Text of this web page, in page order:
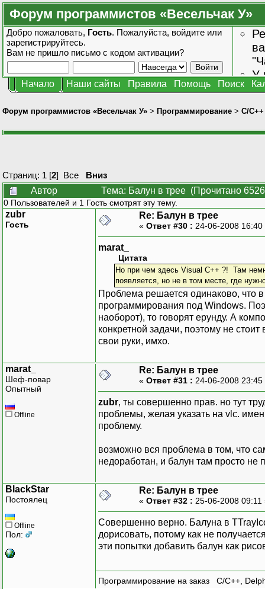
Форум программистов «Весельчак У»
Добро пожаловать, Гость. Пожалуйста, войдите или
зарегистрируйтесь.
Вам не пришло письмо с кодом активации?
У
Начало Наши сайты Правила Помощь Поиск
Форум программистов «Весельчак У» > Программирование > C/C++
Страниц: 1 [2] Все
Вниз
Автор
Тема: Балун в трее (Прочитано
0 Пользователей и 1 Гость смотрят эту тему.
zubr
Гость
Re: Балун в трее
« Ответ #30 : 24-06-2008
marat_
Цитата
Но при чем здесь Visual С++ ?! Там
появляется, но не в том месте, где
Проблема решается одинаково, что
программирования под Windows.
наоборот), то говорят ерунду. А
конкретной задачи, поэтому не
свои руки, имхо.
marat_
Шеф-повар
Опытный
Offline
Re: Балун в трее
« Ответ #31 : 24-06-2008
zubr, ты совершенно прав. но тут
проблемы, желая указать на vlc.
проблему.
возможно вся проблема в том, что
недоработан, и балун там просто не
BlackStar
Постоялец
Offline
Пол:
Re: Балун в трее
« Ответ #32 : 25-06-2008
Совершенно верно. Балуна в
дорисовать, потому как не
эти попытки добавить балун как
Программирование на заказ C/C++,